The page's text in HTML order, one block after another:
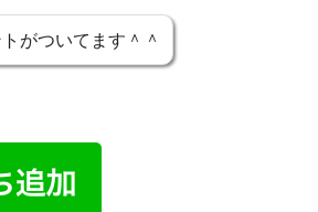
がついてます＾＾